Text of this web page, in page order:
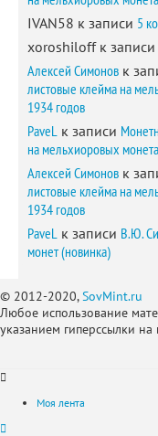
IVAN58 к записи 5
xoroshiloffк записи
Алексей Симонов к
листовые клейма на
1934 годов
PaveL к записи
на мельхиоровых
Алексей Симонов к
листовые клейма на
1934 годов
PaveL к записи В.Ю.
монет (новинка)
© 2012-2020,SovMint.ru
Любое использование
указанием гиперссылки на
Моя лента